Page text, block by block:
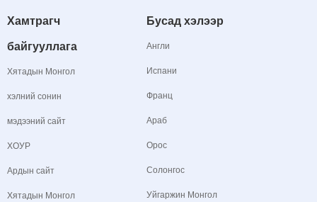
Хамтрагч
байгууллага
Хятадын Монгол
хэлний сонин
мэдээний сайт
ХОУР
Ардын сайт
Хятадын Монгол
Бусад хэлээр
Англи
Испани
Франц
Араб
Орос
Солонгос
Уйгаржин Монгол